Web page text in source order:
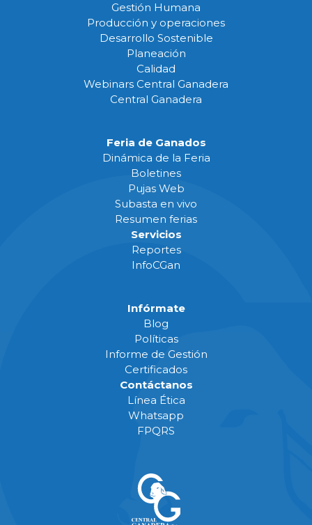
Gestión Humana
Producción y operaciones
Desarrollo Sostenible
Planeación
Calidad
Webinars Central Ganadera
Central Ganadera
Feria de Ganados
Dinámica de la Feria
Boletines
Pujas Web
Subasta en vivo
Resumen ferias
Servicios
Reportes
InfoCGan
Infórmate
Blog
Políticas
Informe de Gestión
Certificados
Contáctanos
Línea Ética
Whatsapp
FPQRS